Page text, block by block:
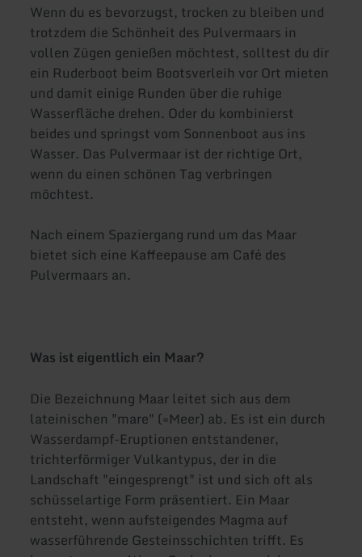
Wenn du es bevorzugst, trocken zu bleiben und
trotzdem die Schönheit des Pulvermaars in
vollen Zügen genießen möchtest, solltest du dir
ein Ruderboot beim Bootsverleih vor Ort mieten
und damit einige Runden über die ruhige
Wasserfläche drehen. Oder du kombinierst
beides und springst vom Sonnenboot aus ins
Wasser. Das Pulvermaar ist der richtige Ort,
wenn du einen schönen Tag verbringen
möchtest.
Nach einem Spaziergang rund um das Maar
bietet sich eine Kaffeepause am Café des
Pulvermaars an.
Was ist eigentlich ein Maar?
Die Bezeichnung Maar leitet sich aus dem
lateinischen "mare" (=Meer) ab. Es ist ein durch
Wasserdampf-Eruptionen entstandener,
trichterförmiger Vulkantypus, der in die
Landschaft "eingesprengt" ist und sich oft als
schüsselartige Form präsentiert. Ein Maar
entsteht, wenn aufsteigendes Magma auf
wasserführende Gesteinsschichten trifft. Es